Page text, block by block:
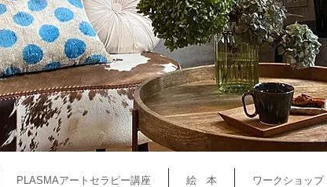
PLASMAアートセラピー講座 絵 本 ワークショップ